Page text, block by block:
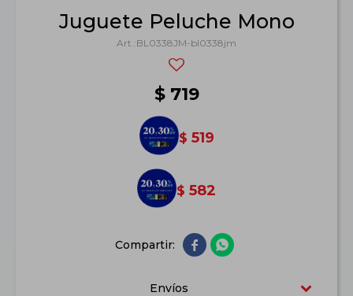
Juguete Peluche Mono
BL0338JM-bl0338jm
$ 719
$ 519
$ 582
 
Envíos